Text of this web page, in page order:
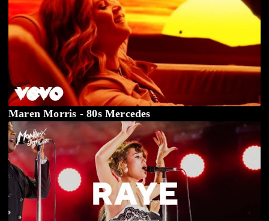
Maren Morris - 80s Mercedes